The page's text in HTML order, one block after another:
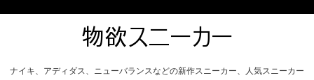
ナイキ、アディダス、ニューバランスなどの新作スニーカー、人気スニーカー